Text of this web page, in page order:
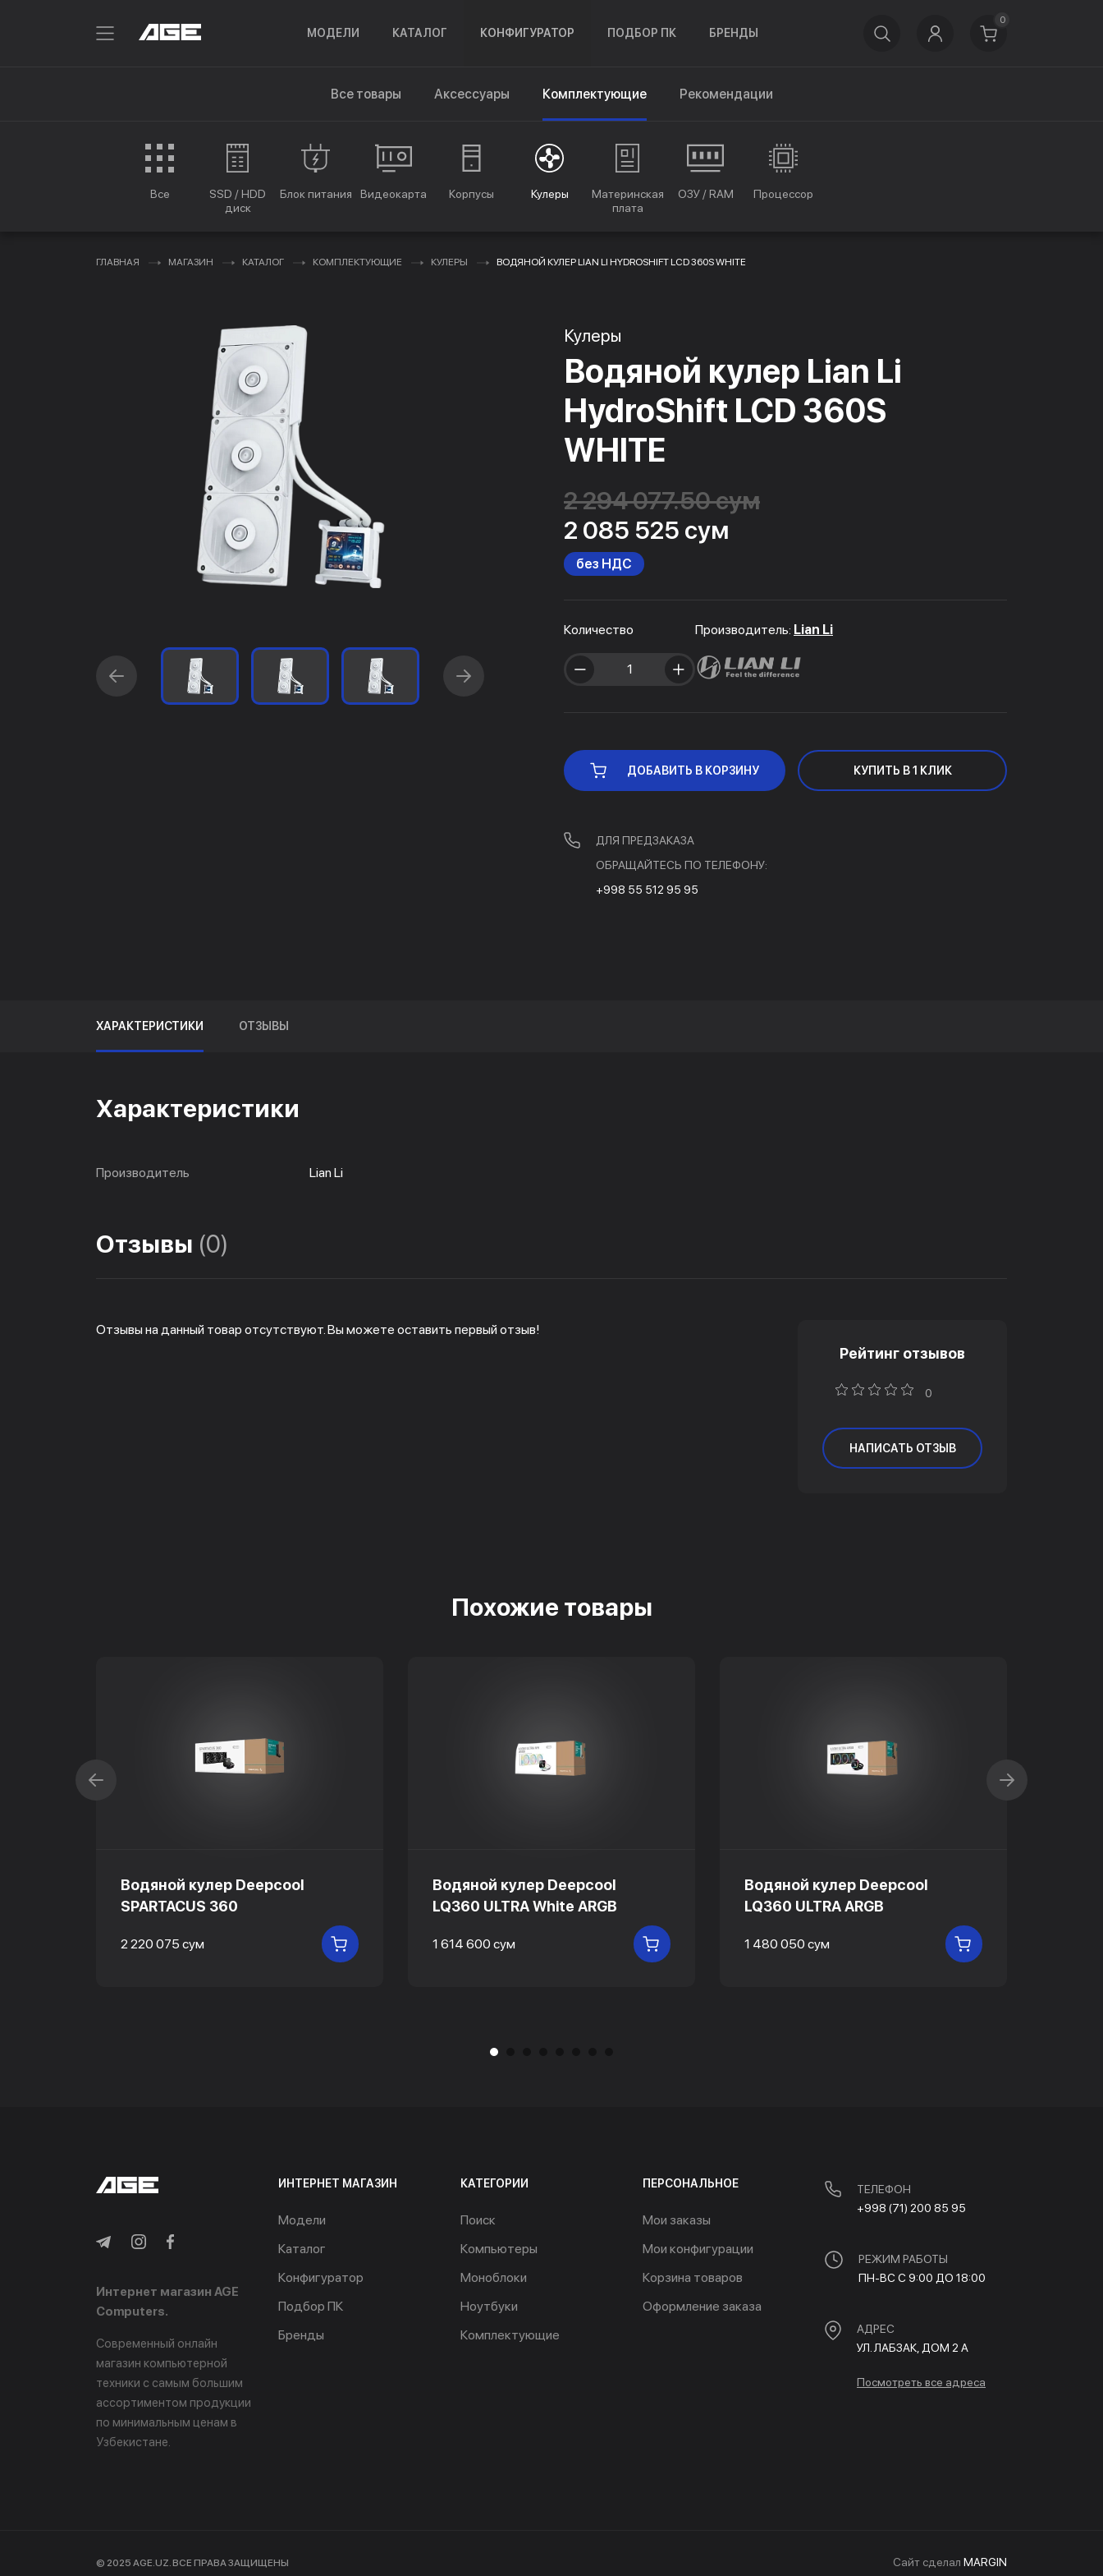
МОДЕЛИ КАТАЛОГ КОНФИГУРАТОР ПОДБОР ПК БРЕНДЫ
0
Все товары Аксессуары Комплектующие Рекомендации
Все
SSD / HDD
диск
Блок питания Видеокарта Корпусы Кулеры
Материнская
плата
ОЗУ / RAM Процессор
ГЛАВНАЯ МАГАЗИН КАТАЛОГ КОМПЛЕКТУЮЩИЕ КУЛЕРЫ ВОДЯНОЙ КУЛЕР LIAN LI HYDROSHIFT LCD 360S WHITE
Кулеры
Водяной кулер Lian Li
HydroShift LCD 360S
WHITE
2 294 077.50 сум
2 085 525 сум
без НДС
Количество Производитель: Lian Li
ДОБАВИТЬ В КОРЗИНУ КУПИТЬ В 1 КЛИК
ДЛЯ ПРЕДЗАКАЗА
ОБРАЩАЙТЕСЬ ПО ТЕЛЕФОНУ:
+998 55 512 95 95
ХАРАКТЕРИСТИКИ ОТЗЫВЫ
Характеристики
Производитель Lian Li
Отзывы (0)
Отзывы на данный товар отсутствуют. Вы можете оставить первый отзыв!
Рейтинг отзывов
0
НАПИСАТЬ ОТЗЫВ
Похожие товары
Водяной кулер Deepcool
SPARTACUS 360
2 220 075 сум В КОРЗИНУ
Водяной кулер Deepcool
LQ360 ULTRA White ARGB
1 614 600 сум В КОРЗИНУ
Водяной кулер Deepcool
LQ360 ULTRA ARGB
1 480 050 сум В КОРЗИНУ
Интернет магазин AGE
Computers.
Современный онлайн
магазин компьютерной
техники с самым большим
ассортиментом продукции
по минимальным ценам в
Узбекистане.
ИНТЕРНЕТ МАГАЗИН
Модели
Каталог
Конфигуратор
Подбор ПК
Бренды
КАТЕГОРИИ
Поиск
Компьютеры
Моноблоки
Ноутбуки
Комплектующие
ПЕРСОНАЛЬНОЕ
Мои заказы
Мои конфигурации
Корзина товаров
Оформление заказа
ТЕЛЕФОН
+998 (71) 200 85 95
РЕЖИМ РАБОТЫ
ПН-ВС С 9:00 ДО 18:00
АДРЕС
УЛ. ЛАБЗАК, ДОМ 2 A
Посмотреть все адреса
© 2025 AGE.UZ. ВСЕ ПРАВА ЗАЩИЩЕНЫ Cайт сделал MARGIN